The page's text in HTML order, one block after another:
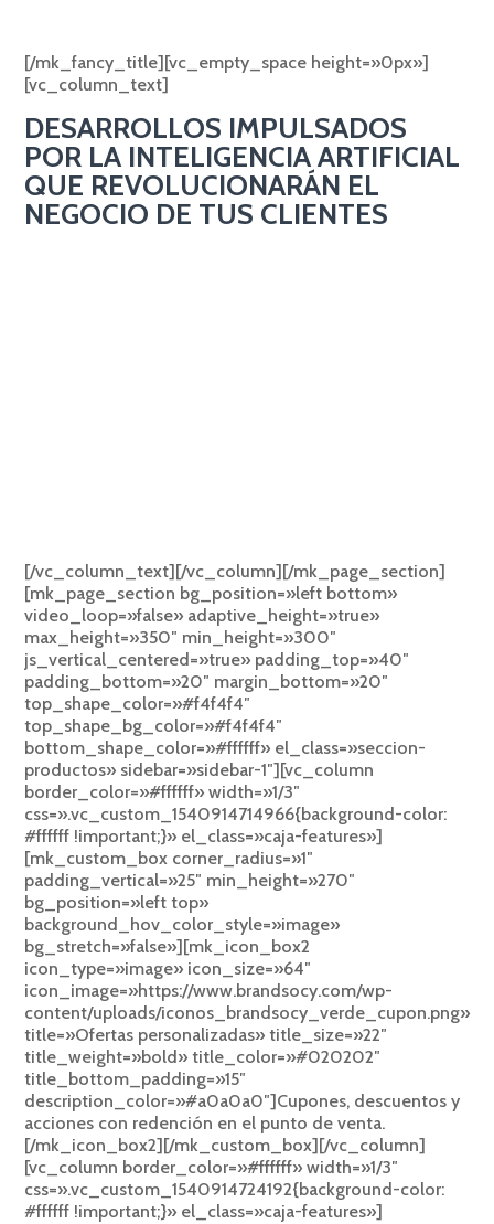
[/mk_fancy_title][vc_empty_space height=»0px»]
[vc_column_text]
DESARROLLOS IMPULSADOS
POR LA INTELIGENCIA ARTIFICIAL
QUE REVOLUCIONARÁN EL
NEGOCIO DE TUS CLIENTES
[/vc_column_text][/vc_column][/mk_page_section]
[mk_page_section bg_position=»left bottom»
video_loop=»false» adaptive_height=»true»
max_height=»350″ min_height=»300″
js_vertical_centered=»true» padding_top=»40″
padding_bottom=»20″ margin_bottom=»20″
top_shape_color=»#f4f4f4″
top_shape_bg_color=»#f4f4f4″
bottom_shape_color=»#ffffff» el_class=»seccion-
productos» sidebar=»sidebar-1″][vc_column
border_color=»#ffffff» width=»1/3″
css=».vc_custom_1540914714966{background-color:
#ffffff !important;}» el_class=»caja-features»]
[mk_custom_box corner_radius=»1″
padding_vertical=»25″ min_height=»270″
bg_position=»left top»
background_hov_color_style=»image»
bg_stretch=»false»][mk_icon_box2
icon_type=»image» icon_size=»64″
icon_image=»https://www.brandsocy.com/wp-
content/uploads/iconos_brandsocy_verde_cupon.png»
title=»Ofertas personalizadas» title_size=»22″
title_weight=»bold» title_color=»#020202″
title_bottom_padding=»15″
description_color=»#a0a0a0″]Cupones, descuentos y
acciones con redención en el punto de venta.
[/mk_icon_box2][/mk_custom_box][/vc_column]
[vc_column border_color=»#ffffff» width=»1/3″
css=».vc_custom_1540914724192{background-color:
#ffffff !important;}» el_class=»caja-features»]